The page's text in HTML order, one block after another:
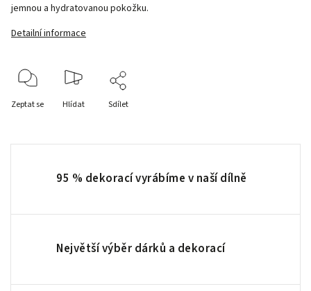
jemnou a hydratovanou pokožku.
Detailní informace
Zeptat se Hlídat Sdílet
95 % dekorací vyrábíme v naší dílně
Největší výběr dárků a dekorací